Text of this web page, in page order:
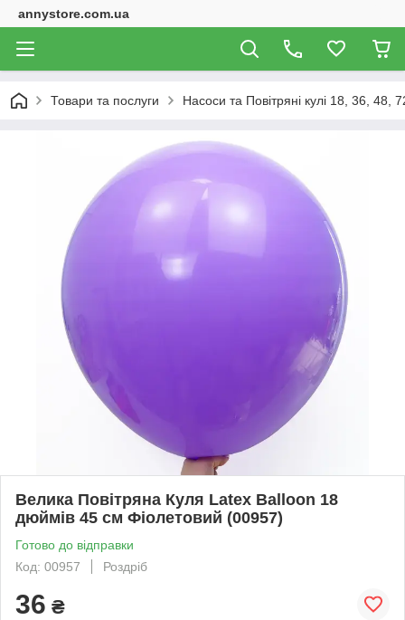
annystore.com.ua
Товари та послуги Насоси та Повітряні кулі 18, 36, 48,
Велика Повітряна Куля Latex Balloon 18
дюймів 45 см Фіолетовий (00957)
Готово до відправки
Код: 00957
Роздріб
36 ₴